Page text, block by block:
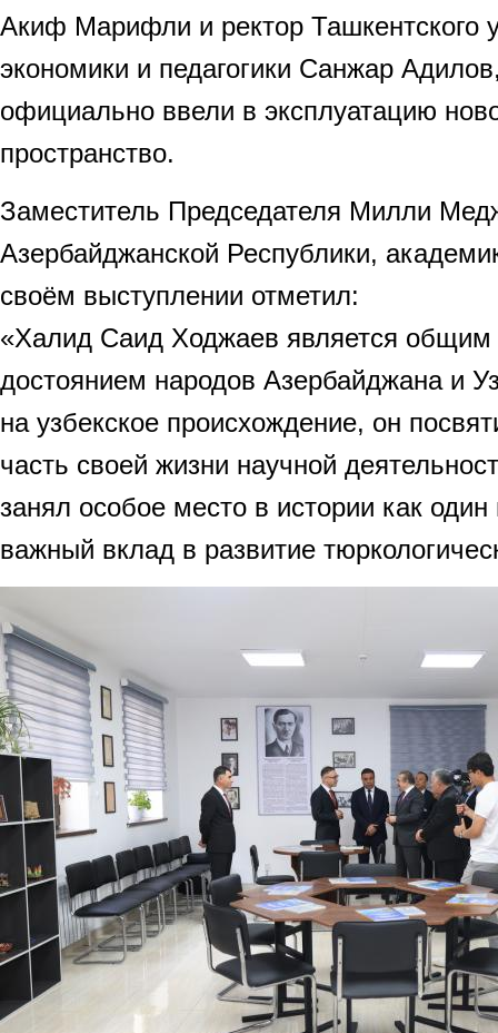
Акиф Марифли и ректор Ташкентского
экономики и педагогики Санжар
официально ввели в эксплуатацию
пространство.
Заместитель Председателя Милли
Азербайджанской Республики,
своём выступлении отметил:
«Халид Саид Ходжаев является
достоянием народов Азербайджана и
на узбекское происхождение, он
часть своей жизни научной
занял особое место в истории как
важный вклад в развитие